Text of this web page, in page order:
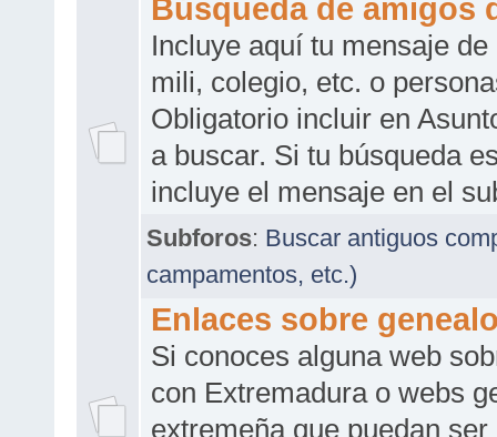
Búsqueda de amigos
Incluye aquí tu mensaje
mili, colegio, etc. o
Obligatorio incluir en
a buscar. Si tu búsqueda
incluye el mensaje en el
Subforos: Buscar antiguos
campamentos, etc.)
Enlaces sobre
Si conoces alguna web
con Extremadura o webs
extremeña que puedan